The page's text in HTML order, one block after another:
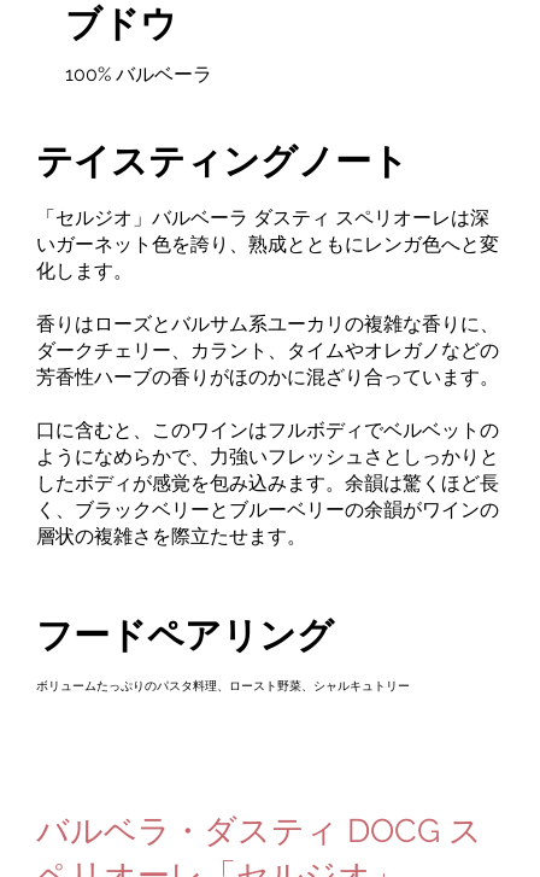
ブドウ
100% バルベーラ
テイスティングノート
「セルジオ」バルベーラ ダスティ スペリオーレは深
いガーネット色を誇り、熟成とともにレンガ色へと変
化します。
香りはローズとバルサム系ユーカリの複雑な香りに、
ダークチェリー、カラント、タイムやオレガノなどの
芳香性ハーブの香りがほのかに混ざり合っています。
口に含むと、このワインはフルボディでベルベットの
ようになめらかで、力強いフレッシュさとしっかりと
したボディが感覚を包み込みます。余韻は驚くほど長
く、ブラックベリーとブルーベリーの余韻がワインの
層状の複雑さを際立たせます。
フードペアリング
ボリュームたっぷりのパスタ料理、ロースト野菜、シャルキュトリー
バルベラ・ダスティ DOCG ス